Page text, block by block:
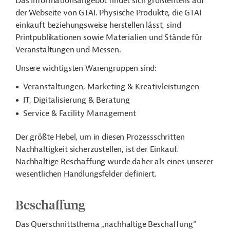
der Webseite von GTAI. Physische Produkte, die GTAI
einkauft beziehungsweise herstellen lässt, sind
Printpublikationen sowie Materialien und Stände für
Veranstaltungen und Messen.
Unsere wichtigsten Warengruppen sind:
Veranstaltungen, Marketing & Kreativleistungen
IT, Digitalisierung & Beratung
Service & Facility Management
Der größte Hebel, um in diesen Prozessschritten
Nachhaltigkeit sicherzustellen, ist der Einkauf.
Nachhaltige Beschaffung wurde daher als eines unserer
wesentlichen Handlungsfelder definiert.
Beschaffung
Das Querschnittsthema „nachhaltige Beschaffung“